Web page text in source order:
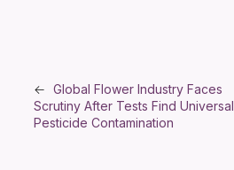
← Global Flower Industry Faces
Scrutiny After Tests Find Universal
Pesticide Contamination